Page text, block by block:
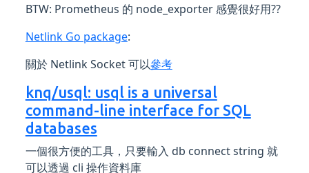
BTW: Prometheus 的 node_exporter 感覺很好用??
Netlink Go package:
關於 Netlink Socket 可以參考
knq/usql: usql is a universal
command-line interface for SQL
databases
一個很方便的工具，只要輸入 db connect string 就
可以透過 cli 操作資料庫